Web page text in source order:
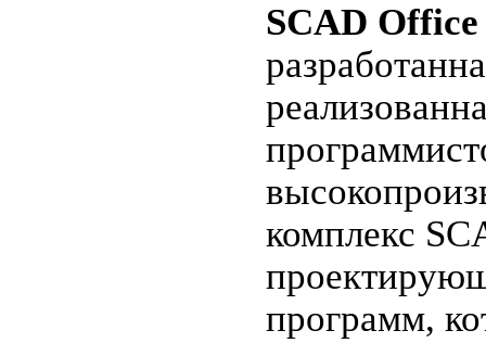
SCAD Office
комплекс
программ,